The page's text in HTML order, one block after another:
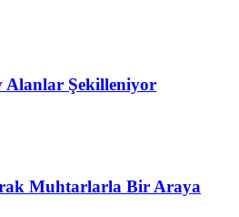
Alanlar Şekilleniyor
Muhtarlarla Bir Araya